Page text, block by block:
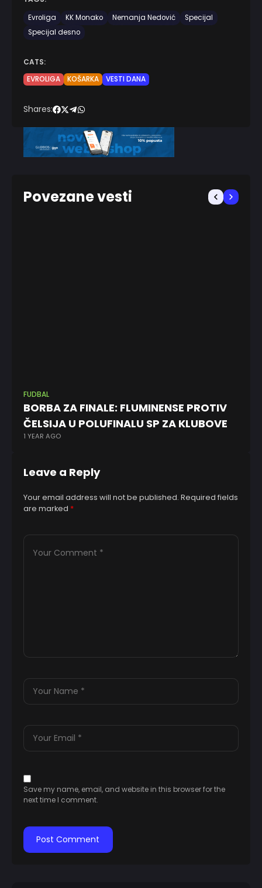
Evroliga
KK Monako Nemanja Nedović
Specijal
Specijal desno
CATS:
EVROLIGA
KOŠARKA VESTI DANA
Shares:
Povezane vesti
FUDBAL
BORBA ZA FINALE: FLUMINENSE PROTIV
ČELSIJA U POLUFINALU SP ZA KLUBOVE
1 YEAR AGO
Leave a Reply
Your email address will not be published. Required fields
are marked *
Save my name, email, and website in this browser for the
next time I comment.